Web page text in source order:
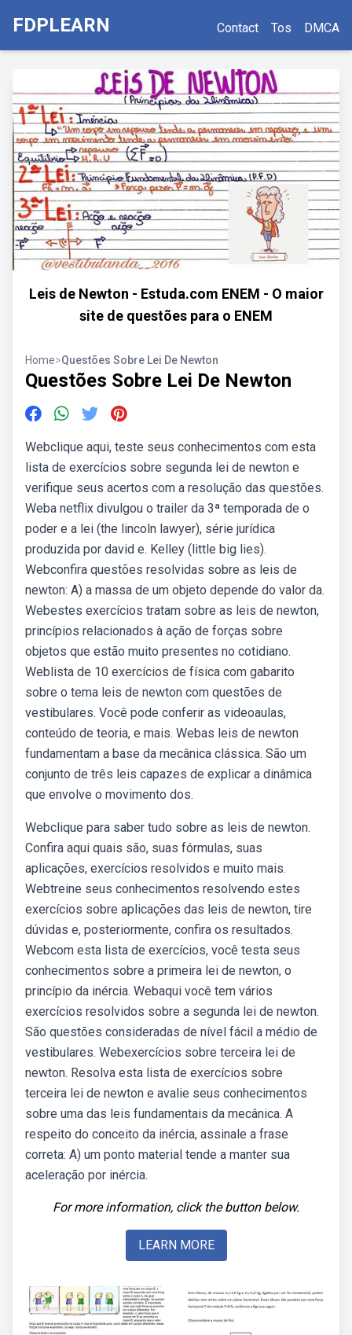
FDPLEARN Contact Tos DMCA
Leis de Newton - Estuda.com ENEM - O maior
site de questões para o ENEM
Home>Questões Sobre Lei De Newton
Questões Sobre Lei De Newton
Webclique aqui, teste seus conhecimentos com esta
lista de exercícios sobre segunda lei de newton e
verifique seus acertos com a resolução das questões.
Weba netflix divulgou o trailer da 3ª temporada de o
poder e a lei (the lincoln lawyer), série jurídica
produzida por david e. Kelley (little big lies).
Webconfira questões resolvidas sobre as leis de
newton: A) a massa de um objeto depende do valor da.
Webestes exercícios tratam sobre as leis de newton,
princípios relacionados à ação de forças sobre
objetos que estão muito presentes no cotidiano.
Weblista de 10 exercícios de física com gabarito
sobre o tema leis de newton com questões de
vestibulares. Você pode conferir as videoaulas,
conteúdo de teoria, e mais. Webas leis de newton
fundamentam a base da mecânica clássica. São um
conjunto de três leis capazes de explicar a dinâmica
que envolve o movimento dos.
Webclique para saber tudo sobre as leis de newton.
Confira aqui quais são, suas fórmulas, suas
aplicações, exercícios resolvidos e muito mais.
Webtreine seus conhecimentos resolvendo estes
exercícios sobre aplicações das leis de newton, tire
dúvidas e, posteriormente, confira os resultados.
Webcom esta lista de exercícios, você testa seus
conhecimentos sobre a primeira lei de newton, o
princípio da inércia. Webaqui você tem vários
exercícios resolvidos sobre a segunda lei de newton.
São questões consideradas de nível fácil a médio de
vestibulares. Webexercícios sobre terceira lei de
newton. Resolva esta lista de exercícios sobre
terceira lei de newton e avalie seus conhecimentos
sobre uma das leis fundamentais da mecânica. A
respeito do conceito da inércia, assinale a frase
correta: A) um ponto material tende a manter sua
aceleração por inércia.
For more information, click the button below.
LEARN MORE